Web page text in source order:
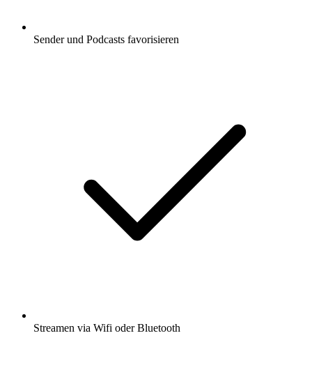
Sender und Podcasts favorisieren
Streamen via Wifi oder Bluetooth